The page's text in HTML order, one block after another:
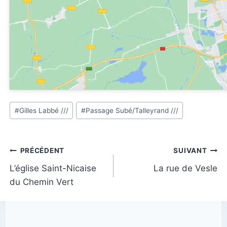
Étiquettes
de
publication :
#Gilles Labbé /// #Passage Subé/Talleyrand ///
Navigation
de
l’article
PRÉCÉDENT
L’église Saint-Nicaise
du Chemin Vert
SUIVANT
La rue de Vesle